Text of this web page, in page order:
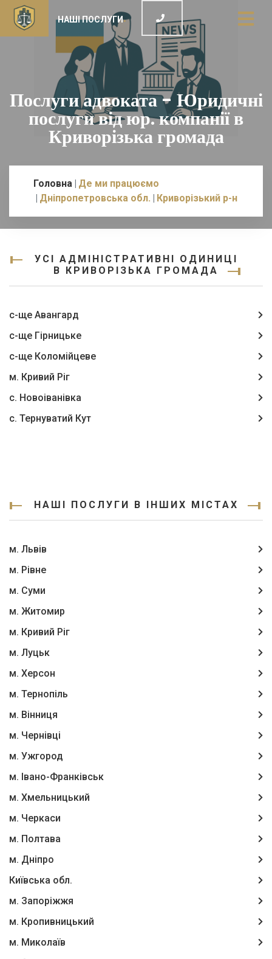
НАШІ ПОСЛУГИ
Послуги адвоката - Юридичні
послуги від юр. компанії в
Криворізька громада
Головна Де ми працюємо
Дніпропетровська обл.
Криворізький р-н
УСІ АДМІНІСТРАТИВНІ ОДИНИЦІ
В КРИВОРІЗЬКА ГРОМАДА
с-ще Авангард
с-ще Гірницьке
с-ще Коломійцеве
м. Кривий Ріг
с. Новоіванівка
с. Тернуватий Кут
НАШІ ПОСЛУГИ В ІНШИХ МІСТАХ
м. Львів
м. Рівне
м. Суми
м. Житомир
м. Кривий Ріг
м. Луцьк
м. Херсон
м. Тернопіль
м. Вінниця
м. Чернівці
м. Ужгород
м. Івано-Франківськ
м. Хмельницький
м. Черкаси
м. Полтава
м. Дніпро
Київська обл.
м. Запоріжжя
м. Кропивницький
м. Миколаїв